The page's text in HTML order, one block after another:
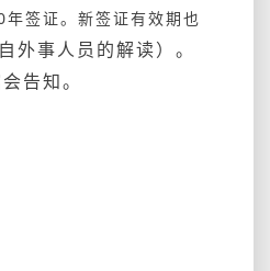
签证。新签证有效期也
外事人员的解读）。
告知。